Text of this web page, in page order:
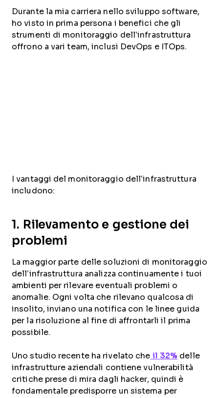
Durante la mia carriera nello sviluppo software,
ho visto in prima persona i benefici che gli
strumenti di monitoraggio dell’infrastruttura
offrono a vari team, inclusi DevOps e ITOps.
I vantaggi del monitoraggio dell’infrastruttura
includono:
1. Rilevamento e gestione dei
problemi
La maggior parte delle soluzioni di monitoraggio
dell’infrastruttura analizza continuamente i tuoi
ambienti per rilevare eventuali problemi o
anomalie. Ogni volta che rilevano qualcosa di
insolito, inviano una notifica con le linee guida
per la risoluzione al fine di affrontarli il prima
possibile.
Uno studio recente ha rivelato che il 32% delle
infrastrutture aziendali contiene vulnerabilità
critiche prese di mira dagli hacker, quindi è
fondamentale predisporre un sistema per